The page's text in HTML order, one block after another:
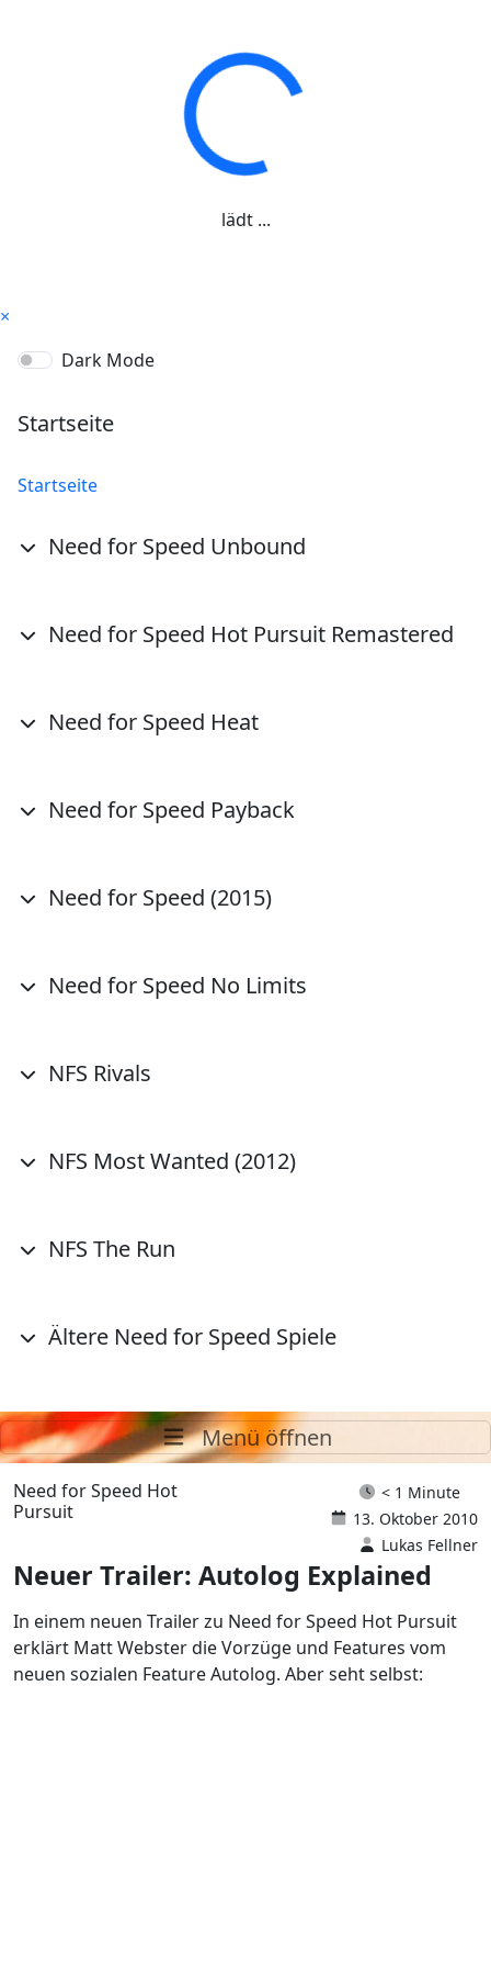
lädt ...
×
Dark Mode
Startseite
Startseite
Need for Speed Unbound
Need for Speed Hot Pursuit Remastered
Need for Speed Heat
Need for Speed Payback
Need for Speed (2015)
Need for Speed No Limits
NFS Rivals
NFS Most Wanted (2012)
NFS The Run
Ältere Need for Speed Spiele
Menü öffnen
Need for Speed Hot
Pursuit
< 1 Minute
13. Oktober 2010
Lukas Fellner
Neuer Trailer: Autolog Explained
In einem neuen Trailer zu Need for Speed Hot Pursuit
erklärt Matt Webster die Vorzüge und Features vom
neuen sozialen Feature Autolog. Aber seht selbst: